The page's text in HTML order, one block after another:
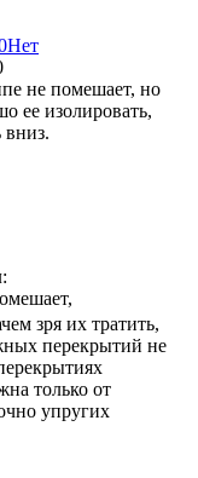
Нет
не помешает, но
ее изолировать,
вниз.
зря их тратить,
перекрытий не
только от
упругих